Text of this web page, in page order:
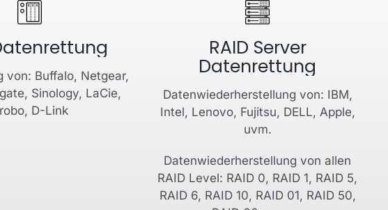
von: Buffalo, Netgear,
Sinology, LaCie,
D-Link
RAID Server
Datenrettung
Datenwiederherstellung von: IBM,
Intel, Lenovo, Fujitsu, DELL, Apple,
uvm.
Datenwiederherstellung von allen
RAID Level: RAID 0, RAID 1, RAID 5,
RAID 6, RAID 10, RAID 01, RAID 50,